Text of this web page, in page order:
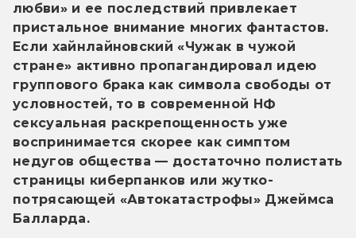
любви» и ее последствий привлекает
пристальное внимание многих фантастов.
Если хайнлайновский «Чужак в чужой
стране» активно пропагандировал идею
группового брака как символа свободы от
условностей, то в современной НФ
сексуальная раскрепощенность уже
воспринимается скорее как симптом
недугов общества — достаточно полистать
страницы киберпанков или жутко-
потрясающей «Автокатастрофы» Джеймса
Балларда.